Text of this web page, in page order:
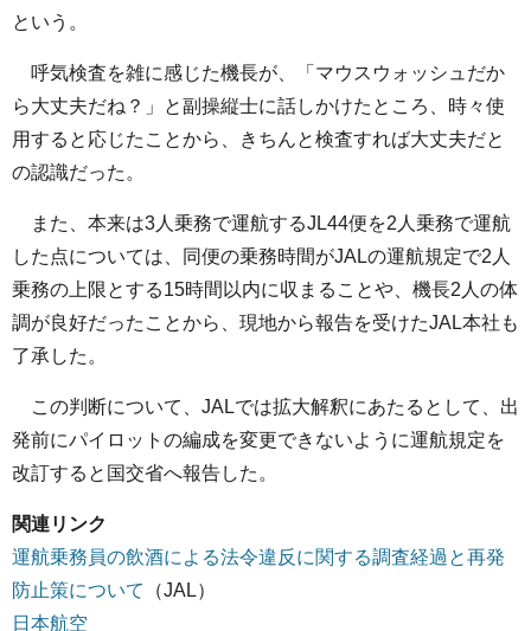
という。
呼気検査を雑に感じた機長が、「マウスウォッシュだか
ら大丈夫だね？」と副操縦士に話しかけたところ、時々使
用すると応じたことから、きちんと検査すれば大丈夫だと
の認識だった。
また、本来は3人乗務で運航するJL44便を2人乗務で運航
した点については、同便の乗務時間がJALの運航規定で2人
乗務の上限とする15時間以内に収まることや、機長2人の体
調が良好だったことから、現地から報告を受けたJAL本社も
了承した。
この判断について、JALでは拡大解釈にあたるとして、出
発前にパイロットの編成を変更できないように運航規定を
改訂すると国交省へ報告した。
関連リンク
運航乗務員の飲酒による法令違反に関する調査経過と再発
防止策について
（JAL）
日本航空